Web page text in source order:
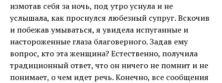
измотав себя за ночь, под утро уснула и не
услышала, как проснулся любезный супруг. Вскочив
и побежав умываться, я увидела испуганные и
настороженные глаза благоверного. Задав ему
вопрос, кто эта женщина? Естественно, получила
традиционный ответ, что он ничего не помнит и не
понимает, о чем идет речь. Конечно, все сообщения